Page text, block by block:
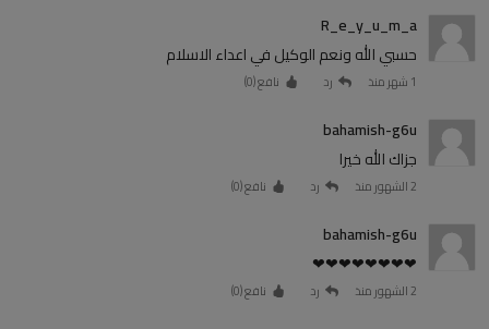
R_e_y_u_m_a
حسبي الله ونعم الوكيل في اعداء الاسلام
1 شهر منذ رد نافع (0
)
bahamish-g6u
جزاك الله خيرا
2 الشهور منذ رد نافع (0
)
bahamish-g6u
❤❤❤❤❤❤❤❤
2 الشهور منذ رد نافع (0
)